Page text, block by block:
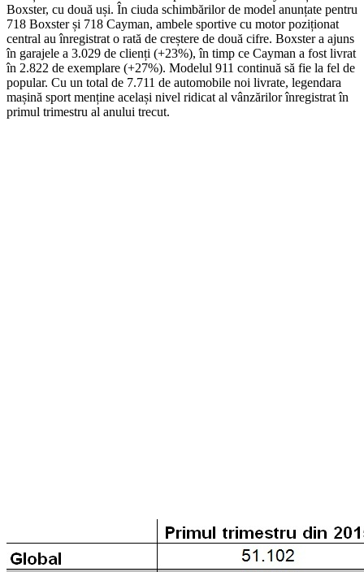
Boxster, cu două uși. În ciuda schimbărilor de model anunțate pentru
718 Boxster și 718 Cayman, ambele sportive cu motor poziționat
central au înregistrat o rată de creștere de două cifre. Boxster a ajuns
în garajele a 3.029 de clienți (+23%), în timp ce Cayman a fost livrat
în 2.822 de exemplare (+27%). Modelul 911 continuă să fie la fel de
popular. Cu un total de 7.711 de automobile noi livrate, legendara
mașină sport menține același nivel ridicat al vânzărilor înregistrat în
primul trimestru al anului trecut.